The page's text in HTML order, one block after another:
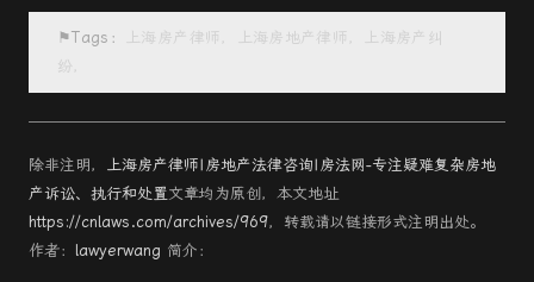
⚑Tags：
上海房产律师，上海房地产律师，上海房产纠
纷，
除非注明， 上海房产律师|房地产法律咨询|房法网-专注疑难复杂房地
产诉讼、执行和处置文章均为原创，本文地址
https://cnlaws.com/archives/969，转载请以链接形式注明出处。
作者：
lawyerwang 简介：